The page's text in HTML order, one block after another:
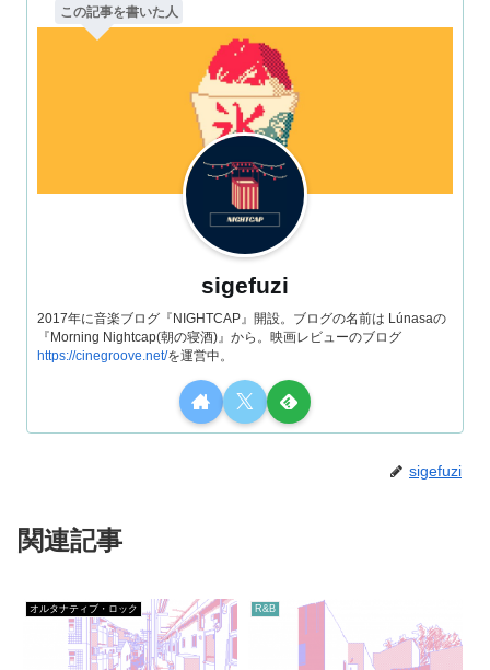
この記事を書いた人
sigefuzi
2017年に音楽ブログ『NIGHTCAP』開設。ブログの名前は Lúnasaの
『Morning Nightcap(朝の寝酒)』から。映画レビューのブログ
https://cinegroove.net/を運営中。
sigefuzi
関連記事
オルタナティブ・ロック R&B